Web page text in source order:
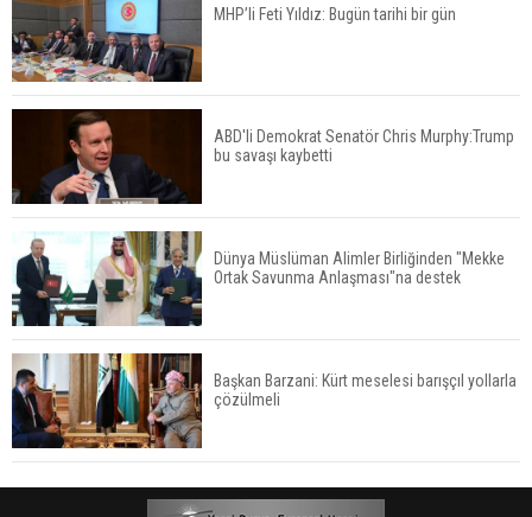
MHP’li Feti Yıldız: Bugün tarihi bir gün
ABD'li Demokrat Senatör Chris Murphy:Trump
bu savaşı kaybetti
Dünya Müslüman Alimler Birliğinden "Mekke
Ortak Savunma Anlaşması"na destek
Başkan Barzani: Kürt meselesi barışçıl yollarla
çözülmeli